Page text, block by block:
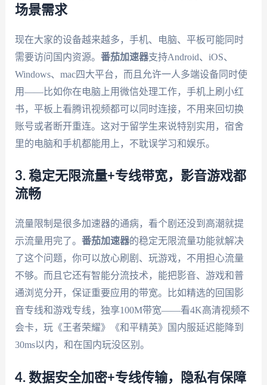
场景需求
现在大家的设备越来越多，手机、电脑、平板可能同时
需要访问国内资源。 番茄加速器支持Android、iOS、
Windows、mac四大平台，而且允许一人多端设备同时使
用——比如你在电脑上用微信处理工作，手机上刷小红
书，平板上看腾讯视频都可以同时连接，不用来回切换
账号或者断开重连。这对于留学生来说特别实用，宿舍
里的电脑和手机都能用上，不耽误学习和娱乐。
3. 稳定无限流量+专线带宽，影音游戏都
流畅
流量限制是很多加速器的通病，看个剧还没到高潮就提
示流量用完了。 番茄加速器的稳定无限流量功能就解决
了这个问题，你可以放心刷剧、玩游戏，不用担心流量
不够。而且它还有智能分流技术，能把影音、游戏和普
通浏览分开，保证重要应用的带宽。比如精选的回国影
音专线和游戏专线，独享100M带宽——看4K高清视频不
会卡，玩《王者荣耀》《和平精英》国内服延迟能降到
30ms以内，和在国内玩没区别。
4. 数据安全加密+专线传输，隐私有保障